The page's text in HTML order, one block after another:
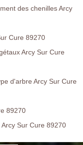
des chenilles Arcy
Cure 89270
Arcy Sur Cure
d'arbre Arcy Sur Cure
89270
Sur Cure 89270